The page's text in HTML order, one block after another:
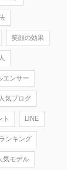
笑顔の効果
エンサー
人気ブログ
ト LINE
ンキング
気モデル